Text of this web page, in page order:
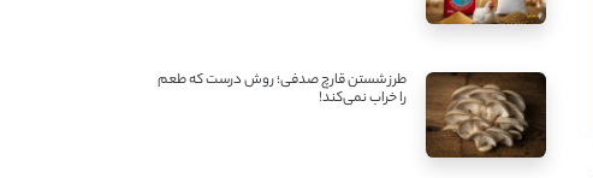
طرز شستن قارچ صدفی؛ روش درست که طعم
را خراب نمی‌کند!